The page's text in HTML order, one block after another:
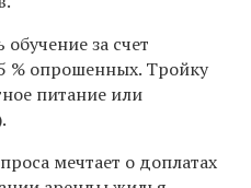
за счет
% опрошенных. Тройку
питание или
мечтает о доплатах